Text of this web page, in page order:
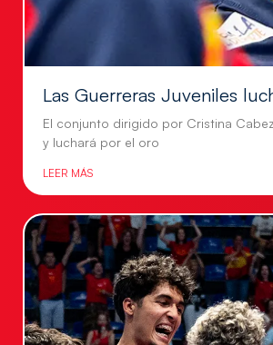
Las Guerreras Juveniles
El conjunto dirigido por Cristina
y luchará por el oro
LEER MÁS